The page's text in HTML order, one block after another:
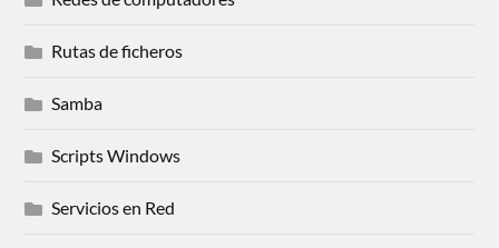
Rutas de ficheros
Samba
Scripts Windows
Servicios en Red